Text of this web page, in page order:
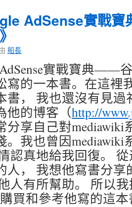
AdSense實戰
船長
AdSense實戰寶典——
寫的一本書。在這裡
書， 我也還沒有見過
他的博客（http://
分享自己對mediawiki
。我也曾因mediawiki
認真地給我回復。
人， 我想他寫書分
人有所幫助。 所以
購買和參考他寫的這